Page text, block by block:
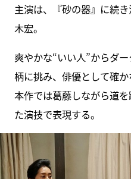
主演は、『砂の器』に続
木宏。
爽やかな“いい人”からダ
柄に挑み、俳優として確か
本作では葛藤しながら道
た演技で表現する。